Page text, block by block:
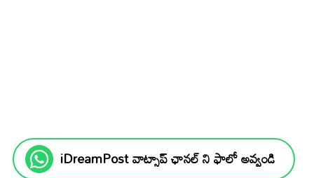
iDreamPost వాట్సాప్ ఛానల్ ని ఫాలో అవ్వండి